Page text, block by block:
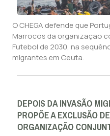
O CHEGA defende que
Marrocos da organização
Futebol de 2030, na
migrantes em Ceuta.
DEPOIS DA INVASÃO
PROPÕE A EXCLUSÃO
ORGANIZAÇÃO